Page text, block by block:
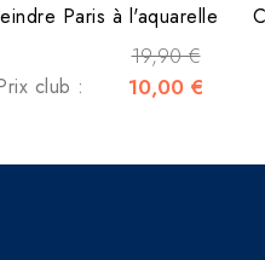
Paris à l'aquarelle
19,90 €
club : 10,00 €